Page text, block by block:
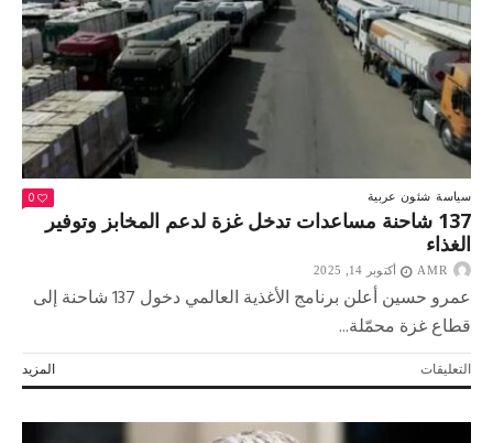
في
مسار
القضية
الفلسطينية
مغلقة
سياسة شئون عربية 0
137 شاحنة مساعدات تدخل غزة لدعم المخابز وتوفير
الغذاء
AMR أكتوبر 14, 2025
عمرو حسين أعلن برنامج الأغذية العالمي دخول 137 شاحنة إلى
قطاع غزة محمّلة...
المزيد التعليقاتعلى
137